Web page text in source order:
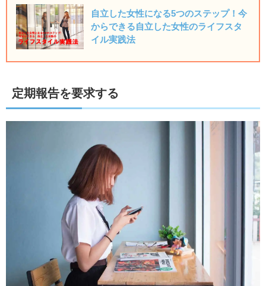
自立した女性になる5つのステップ！今
からできる自立した女性のライフスタ
イル実践法
定期報告を要求する